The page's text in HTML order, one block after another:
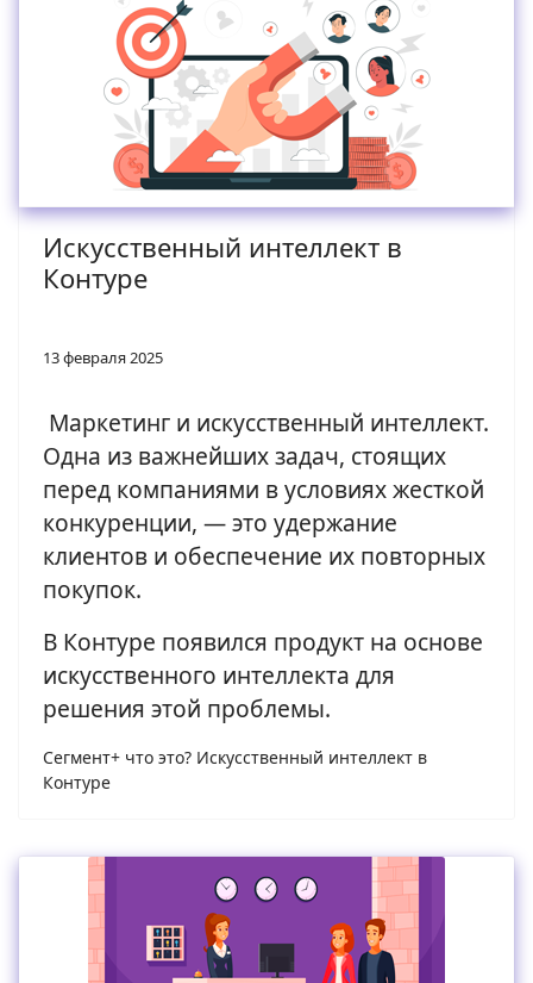
Искусственный интеллект в
Контуре
13 февраля 2025
Маркетинг и искусственный интеллект.
Одна из важнейших задач, стоящих
перед компаниями в условиях жесткой
конкуренции, — это удержание
клиентов и обеспечение их повторных
покупок.
В Контуре появился продукт на основе
искусственного интеллекта для
решения этой проблемы.
Сегмент+ что это? Искусственный интеллект в
Контуре